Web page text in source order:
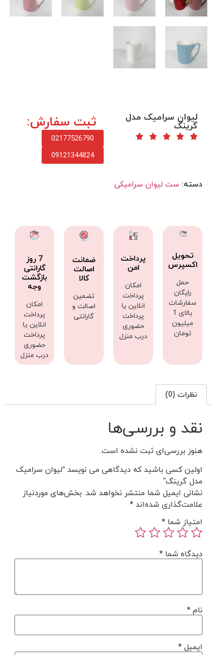
لیوان سرامیک مدل
گرینگ ثبت سفارش:
02177526790
09121344824
دسته: ست لیوان سرامیکی
تحویل
اکسپرس
حمل
رایگان
سفارشات
بالای 1
میلیون
تومان
پرداخت
امن
امکان
پرداخت
انلاین یا
پرداخت
حضوری
درب منزل
ضمانت
اصالت
کالا
تضمین
اصالت و
گارانتی
7 روز
گارانتی
بازگشت
وجه
امکان
پرداخت
انلاین یا
پرداخت
حضوری
درب منزل
نظرات (0)
نقد و بررسی‌ها
هنوز بررسی‌ای ثبت نشده است.
اولین کسی باشید که دیدگاهی می نویسد “لیوان سرامیک
مدل گرینگ”
نشانی ایمیل شما منتشر نخواهد شد. بخش‌های موردنیاز
علامت‌گذاری شده‌اند*
امتیاز شما *
دیدگاه شما *
نام*
ایمیل*